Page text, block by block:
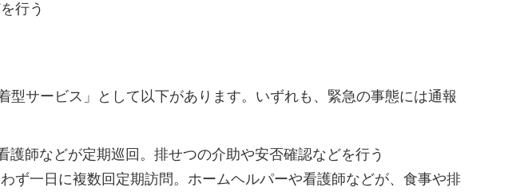
行う
サービス」として以下があります。いずれも、緊急の事態には通報
師などが定期巡回。排せつの介助や安否確認などを行う
一日に複数回定期訪問。ホームヘルパーや看護師などが、食事や排